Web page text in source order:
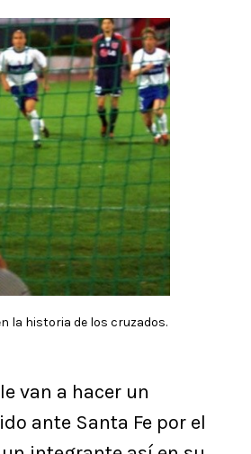
la historia de los cruzados.
van a hacer un
ante Santa Fe por el